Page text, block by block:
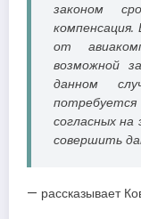
законом
от
возможной
данном
согласных
совершить
— рассказывает